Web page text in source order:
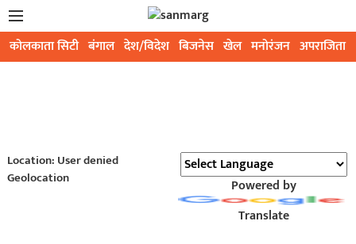
कोलकाता सिटी बंगाल देश/विदेश बिजनेस खेल मनोरंजन अपराजिता
Location: User denied
Geolocation
Powered by
Translate